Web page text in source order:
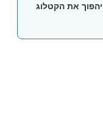
את הקטלוג